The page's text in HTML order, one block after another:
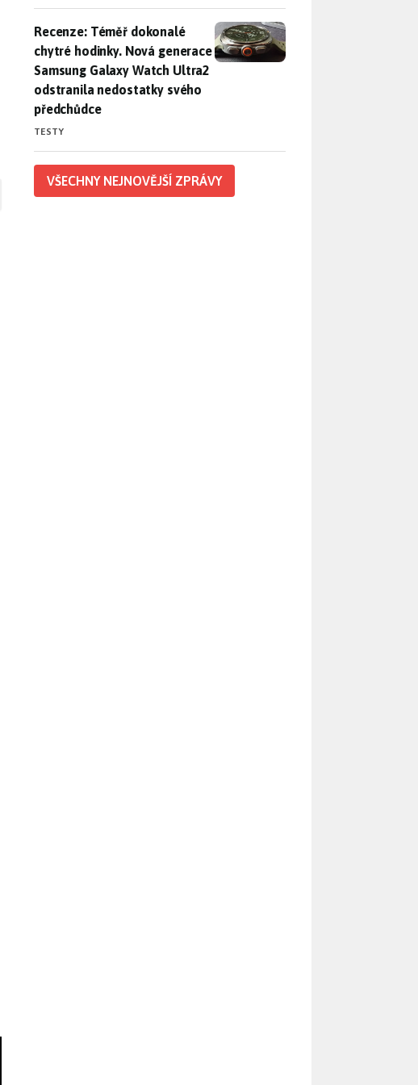
Recenze: Téměř dokonalé chytré hodinky. Nová generace
Recenze: Téměř dokonalé
chytré hodinky. Nová generace
Samsung Galaxy Watch Ultra2
odstranila nedostatky svého
předchůdce
TESTY
VŠECHNY NEJNOVĚJŠÍ ZPRÁVY